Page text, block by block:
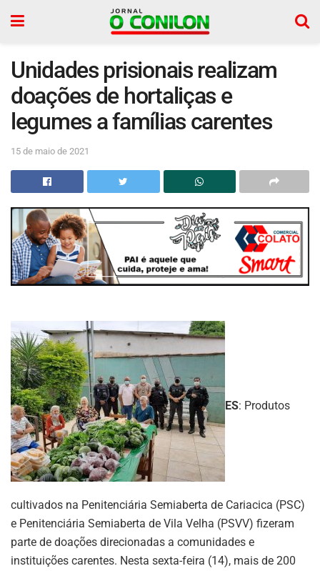
Unidades prisionais realizam
doações de hortaliças e
legumes a famílias carentes
15 de maio de 2021
ES: Produtos
cultivados na Penitenciária Semiaberta de Cariacica (PSC)
e Penitenciária Semiaberta de Vila Velha (PSVV) fizeram
parte de doações direcionadas a comunidades e
instituições carentes. Nesta sexta-feira (14), mais de 200